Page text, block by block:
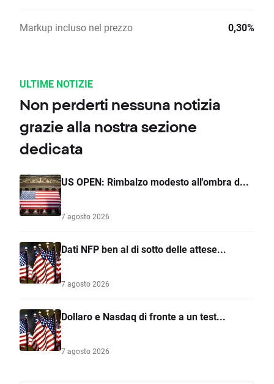
Markup incluso nel prezzo 0,30%
ULTIME NOTIZIE
Non perderti nessuna notizia
grazie alla nostra sezione
dedicata
US OPEN: Rimbalzo modesto all'ombra d...
7 agosto 2026
Dati NFP ben al di sotto delle attese...
7 agosto 2026
Dollaro e Nasdaq di fronte a un test...
7 agosto 2026